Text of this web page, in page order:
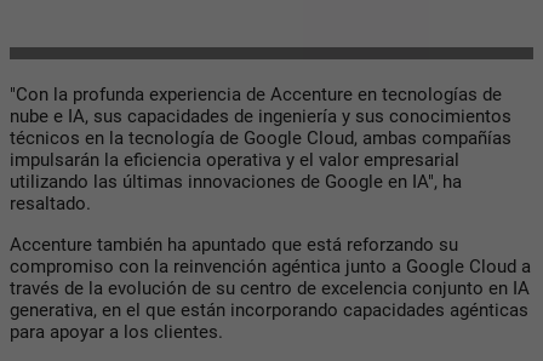
"Con la profunda experiencia de Accenture en tecnologías de
nube e IA, sus capacidades de ingeniería y sus conocimientos
técnicos en la tecnología de Google Cloud, ambas compañías
impulsarán la eficiencia operativa y el valor empresarial
utilizando las últimas innovaciones de Google en IA", ha
resaltado.
Accenture también ha apuntado que está reforzando su
compromiso con la reinvención agéntica junto a Google Cloud a
través de la evolución de su centro de excelencia conjunto en IA
generativa, en el que están incorporando capacidades agénticas
para apoyar a los clientes.